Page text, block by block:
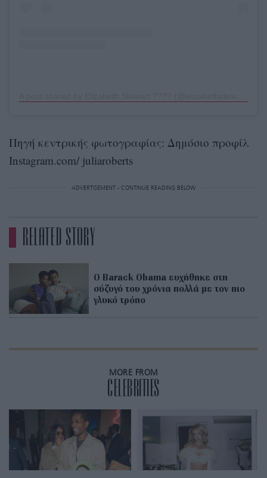
Πηγή κεντρικής φωτογραφίας: Δημόσιο προφίλ
Instagram.com/ juliaroberts
ADVERTISEMENT - CONTINUE READING BELOW
RELATED STORY
Ο Barack Obama ευχήθηκε στη
σύζυγό του χρόνια πολλά με τον πιο
γλυκό τρόπο
MORE FROM
CELEBRITIES